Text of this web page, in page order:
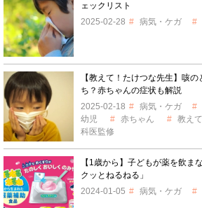
ェックリスト
2025-02-28
病気・ケガ
【教えて！たけつな先生】咳
ち？赤ちゃんの症状も解説
2025-02-18
病気・ケガ
幼児
赤ちゃん 教え
科医監修
【1歳から】子どもが薬を飲ま
クッとねるねる」
2024-01-05
病気・ケガ